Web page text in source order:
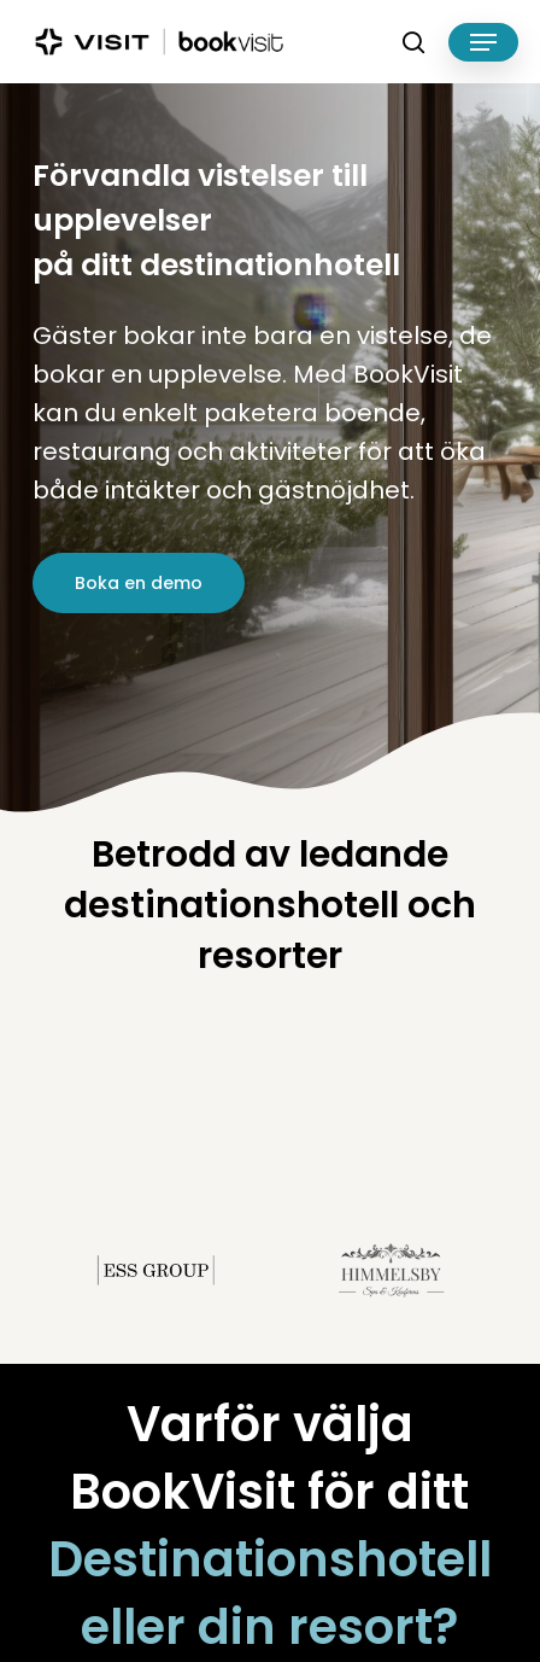
search
Menu
Förvandla vistelser till
upplevelser
på ditt destinationhotell
Gäster bokar inte bara en vistelse, de
bokar en upplevelse. Med BookVisit
kan du enkelt paketera boende,
restaurang och aktiviteter för att öka
både intäkter och gästnöjdhet.
Boka en demo
Betrodd av ledande
destinationshotell och
resorter
Varför välja
BookVisit för ditt
Destinationshotell
eller din resort?
Menu